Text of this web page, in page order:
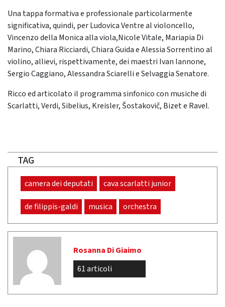
Una tappa formativa e professionale particolarmente
significativa, quindi, per Ludovica Ventre al violoncello,
Vincenzo della Monica alla viola,Nicole Vitale, Mariapia Di
Marino, Chiara Ricciardi, Chiara Guida e Alessia Sorrentino al
violino, allievi, rispettivamente, dei maestri Ivan Iannone,
Sergio Caggiano, Alessandra Sciarelli e Selvaggia Senatore.
Ricco ed articolato il programma sinfonico con musiche di
Scarlatti, Verdi, Sibelius, Kreisler, Šostakovič, Bizet e Ravel.
TAG
camera dei deputati cava scarlatti junior
de filippis-galdi musica orchestra
Rosanna Di Giaimo
61 articoli